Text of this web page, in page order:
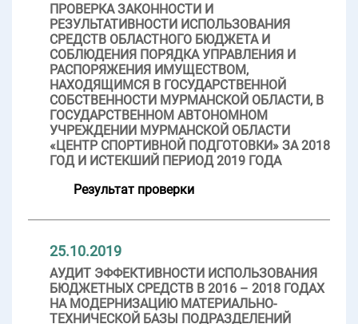
ПРОВЕРКА ЗАКОННОСТИ И
РЕЗУЛЬТАТИВНОСТИ ИСПОЛЬЗОВАНИЯ
СРЕДСТВ ОБЛАСТНОГО БЮДЖЕТА И
СОБЛЮДЕНИЯ ПОРЯДКА УПРАВЛЕНИЯ И
РАСПОРЯЖЕНИЯ ИМУЩЕСТВОМ,
НАХОДЯЩИМСЯ В ГОСУДАРСТВЕННОЙ
СОБСТВЕННОСТИ МУРМАНСКОЙ ОБЛАСТИ, В
ГОСУДАРСТВЕННОМ АВТОНОМНОМ
УЧРЕЖДЕНИИ МУРМАНСКОЙ ОБЛАСТИ
«ЦЕНТР СПОРТИВНОЙ ПОДГОТОВКИ» ЗА 2018
ГОД И ИСТЕКШИЙ ПЕРИОД 2019 ГОДА
Результат проверки
25.10.2019
АУДИТ ЭФФЕКТИВНОСТИ ИСПОЛЬЗОВАНИЯ
БЮДЖЕТНЫХ СРЕДСТВ В 2016 – 2018 ГОДАХ
НА МОДЕРНИЗАЦИЮ МАТЕРИАЛЬНО-
ТЕХНИЧЕСКОЙ БАЗЫ ПОДРАЗДЕЛЕНИЙ